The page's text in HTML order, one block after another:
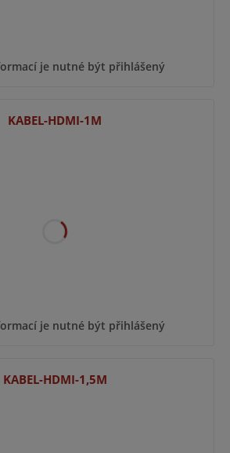
je nutné být přihlášený
KABEL-HDMI-1M
je nutné být přihlášený
KABEL-HDMI-1,5M